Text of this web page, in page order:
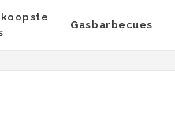
Gasbarbecues